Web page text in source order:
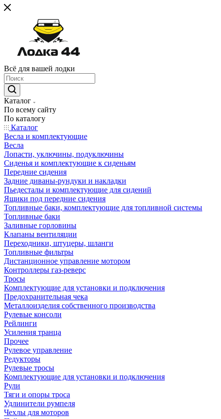
Всё для вашей лодки
Каталог
По всему сайту
По каталогу
Каталог
Весла и комплектующие
Весла
Лопасти, уключины, подуключины
Сиденья и комплектующие к сиденьям
Передние сидения
Задние диваны-рундуки и накладки
Пьедесталы и комплектующие для сидений
Ящики под передние сидения
Топливные баки, комплектующие для топливной системы
Топливные баки
Заливные горловины
Клапаны вентиляции
Переходники, штуцеры, шланги
Топливные фильтры
Дистанционное управление мотором
Контроллеры газ-реверс
Тросы
Комплектующие для установки и подключения
Предохранительная чека
Металлоизделия собственного производства
Рулевые консоли
Рейлинги
Усиления транца
Прочее
Рулевое управление
Редукторы
Рулевые тросы
Комплектующие для установки и подключения
Рули
Тяги и опоры троса
Удлинители румпеля
Чехлы для моторов